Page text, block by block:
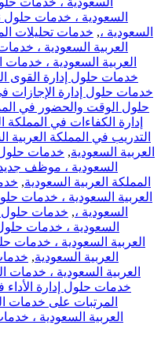
السعودية ، خدمات حلول
السعودية ،, خدمات تحليلات
العربية السعودية ،
العربية السعودية ،
خدمات حلول إدارة القوى
خدمات حلول إدارة الإجازات
حلول الوقت والحضور في
إدارة الكفاءات في
التدريب في المملكة
العربية السعودية, خدمات حلول
السعودية ، موظف
المملكة العربية السعودية,
العربية السعودية ، خدمات
السعودية ،, خدمات حلول
السعودية ، خدمات
العربية السعودية ، خدمات
العربية السعودية,
العربية السعودية ، خدمات
خدمات حلول إدارة الأداء
المرتبات على خدمات
العربية السعودية ،